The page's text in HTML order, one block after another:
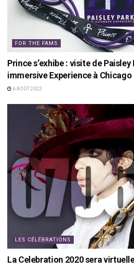
FOR THE FAMS
Prince s’exhibe : visite de
immersive Experience à Chicago
6 AOÛT 2022
LES CÉLÉBRATIONS
La Celebration 2020 sera